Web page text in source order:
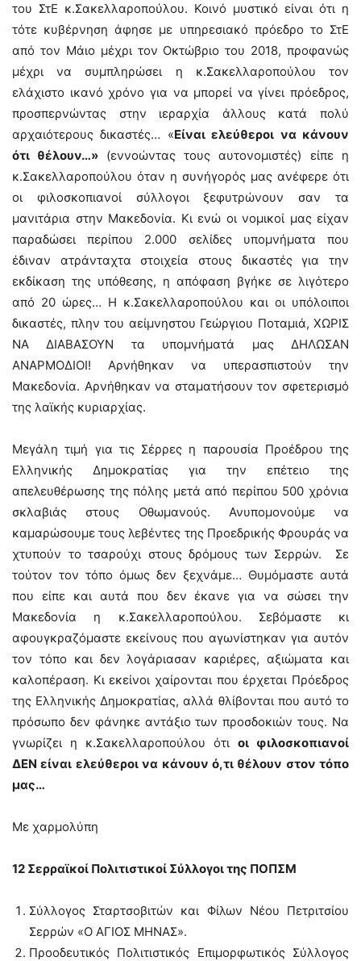
του ΣτΕ κ.Σακελλαροπούλου. Κοινό μυστικό είναι ότι η
τότε κυβέρνηση άφησε με υπηρεσιακό πρόεδρο το ΣτΕ
από τον Μάιο μέχρι τον Οκτώβριο του 2018, προφανώς
μέχρι να συμπληρώσει η κ.Σακελλαροπούλου τον
ελάχιστο ικανό χρόνο για να μπορεί να γίνει πρόεδρος,
προσπερνώντας στην ιεραρχία άλλους κατά πολύ
αρχαιότερους δικαστές… «Είναι ελεύθεροι να κάνουν
ότι θέλουν…» (εννοώντας τους αυτονομιστές) είπε η
κ.Σακελλαροπούλου όταν η συνήγορός μας ανέφερε ότι
οι φιλοσκοπιανοί σύλλογοι ξεφυτρώνουν σαν τα
μανιτάρια στην Μακεδονία. Κι ενώ οι νομικοί μας είχαν
παραδώσει περίπου 2.000 σελίδες υπομνήματα που
έδιναν ατράνταχτα στοιχεία στους δικαστές για την
εκδίκαση της υπόθεσης, η απόφαση βγήκε σε λιγότερο
από 20 ώρες… Η κ.Σακελλαροπούλου και οι υπόλοιποι
δικαστές, πλην του αείμνηστου Γεώργιου Ποταμιά, ΧΩΡΙΣ
ΝΑ ΔΙΑΒΑΣΟΥΝ τα υπομνήματά μας ΔΗΛΩΣΑΝ
ΑΝΑΡΜΟΔΙΟΙ! Αρνήθηκαν να υπερασπιστούν την
Μακεδονία. Αρνήθηκαν να σταματήσουν τον σφετερισμό
της λαϊκής κυριαρχίας.
Μεγάλη τιμή για τις Σέρρες η παρουσία Προέδρου της
Ελληνικής Δημοκρατίας για την επέτειο της
απελευθέρωσης της πόλης μετά από περίπου 500 χρόνια
σκλαβιάς στους Οθωμανούς. Ανυπομονούμε να
καμαρώσουμε τους λεβέντες της Προεδρικής Φρουράς να
χτυπούν το τσαρούχι στους δρόμους των Σερρών. Σε
τούτον τον τόπο όμως δεν ξεχνάμε… Θυμόμαστε αυτά
που είπε και αυτά που δεν έκανε για να σώσει την
Μακεδονία η κ.Σακελλαροπούλου. Σεβόμαστε κι
αφουγκραζόμαστε εκείνους που αγωνίστηκαν για αυτόν
τον τόπο και δεν λογάριασαν καριέρες, αξιώματα και
καλοπέραση. Κι εκείνοι χαίρονται που έρχεται Πρόεδρος
της Ελληνικής Δημοκρατίας, αλλά θλίβονται που αυτό το
πρόσωπο δεν φάνηκε αντάξιο των προσδοκιών τους. Να
γνωρίζει η κ.Σακελλαροπούλου ότι οι φιλοσκοπιανοί
ΔΕΝ είναι ελεύθεροι να κάνουν ό,τι θέλουν στον τόπο
μας…
Με χαρμολύπη
12 Σερραϊκοί Πολιτιστικοί Σύλλογοι της ΠΟΠΣΜ
Σύλλογος Σταρτσοβιτών και Φίλων Νέου Πετριτσίου
Σερρών «Ο ΑΓΙΟΣ ΜΗΝΑΣ».
Προοδευτικός Πολιτιστικός Επιμορφωτικός Σύλλογος